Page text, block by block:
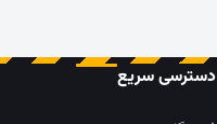
دسترسی سریع